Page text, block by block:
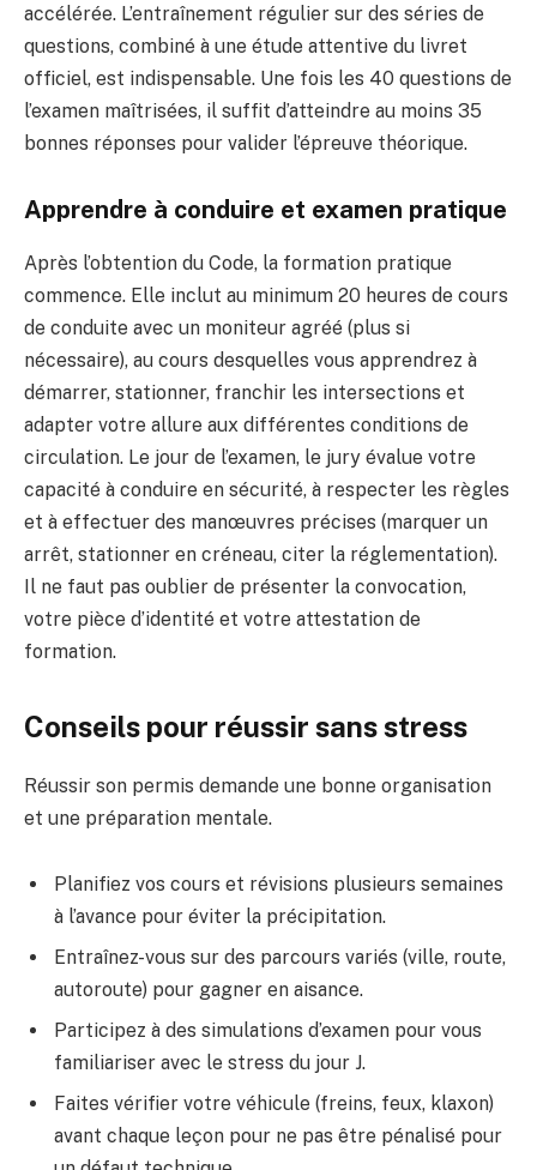
accélérée. L’entraînement régulier sur des séries de
questions, combiné à une étude attentive du livret
officiel, est indispensable. Une fois les 40 questions de
l’examen maîtrisées, il suffit d’atteindre au moins 35
bonnes réponses pour valider l’épreuve théorique.
Apprendre à conduire et examen pratique
Après l’obtention du Code, la formation pratique
commence. Elle inclut au minimum 20 heures de cours
de conduite avec un moniteur agréé (plus si
nécessaire), au cours desquelles vous apprendrez à
démarrer, stationner, franchir les intersections et
adapter votre allure aux différentes conditions de
circulation. Le jour de l’examen, le jury évalue votre
capacité à conduire en sécurité, à respecter les règles
et à effectuer des manœuvres précises (marquer un
arrêt, stationner en créneau, citer la réglementation).
Il ne faut pas oublier de présenter la convocation,
votre pièce d’identité et votre attestation de
formation.
Conseils pour réussir sans stress
Réussir son permis demande une bonne organisation
et une préparation mentale.
Planifiez vos cours et révisions plusieurs semaines
à l’avance pour éviter la précipitation.
Entraînez-vous sur des parcours variés (ville, route,
autoroute) pour gagner en aisance.
Participez à des simulations d’examen pour vous
familiariser avec le stress du jour J.
Faites vérifier votre véhicule (freins, feux, klaxon)
avant chaque leçon pour ne pas être pénalisé pour